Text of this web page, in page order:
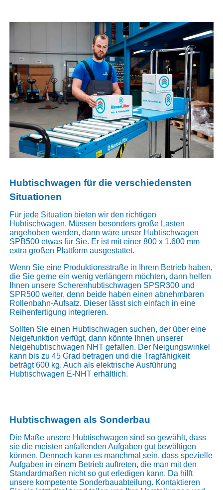
Hubtischwagen für die verschiedensten
Situationen
Für jede Situation bieten wir den richtigen
Hubtischwagen. Müssen besonders große Lasten
angehoben werden, dann wäre unser Hubtischwagen
SPB500etwas für Sie. Er ist mit einer 800 x 1.600 mm
extra großen Plattform ausgestattet.
Wenn Sie eine Produktionsstraße in Ihrem Betrieb haben,
die Sie gerne ein wenig verlängern möchten, dann helfen
Ihnen unsere Scherenhubtischwagen SPSR300 und
SPR500weiter, denn beide haben einen abnehmbaren
Rollenbahn-Aufsatz. Dieser lässt sich einfach in eine
Reihenfertigung integrieren.
Sollten Sie einen Hubtischwagen suchen, der über eine
Neigefunktion verfügt, dann könnte Ihnen unserer
Neigehubtischwagen NHTgefallen. Der Neigungswinkel
kann bis zu 45 Grad betragen und die Tragfähigkeit
beträgt 600 kg. Auch als elektrische Ausführung
Hubtischwagen E-NHTerhältlich.
Hubtischwagen als Sonderbau
Die Maße unsere Hubtischwagen sind so gewählt, dass
sie die meisten anfallenden Aufgaben gut bewältigen
können. Dennoch kann es manchmal sein, dass spezielle
Aufgaben in einem Betrieb auftreten, die man mit den
Standardmaßen nicht so gut erledigen kann. Da hilft
unsere kompetente Sonderbauabteilung. Kontaktieren